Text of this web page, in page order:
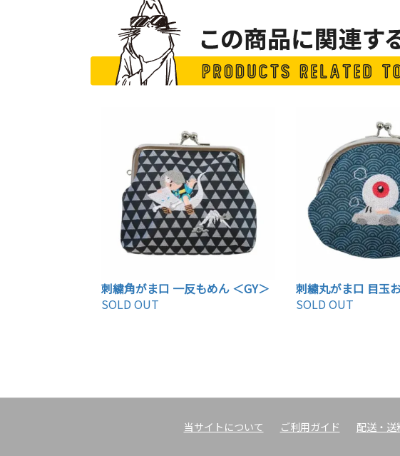
刺繍角がま口 一反もめん ＜GY＞
SOLD OUT
刺繍丸がま口 目玉
SOLD OUT
当サイトについて ご利用ガイド 配送・送